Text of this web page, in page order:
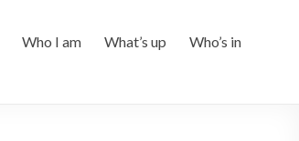
Who I am What’s up Who’s in